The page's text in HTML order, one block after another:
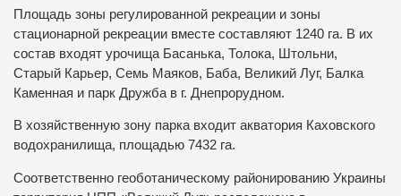
Площадь зоны регулированной рекреации и зоны
стационарной рекреации вместе составляют 1240 га. В их
состав входят урочища Басанька, Толока, Штольни,
Старый Карьер, Семь Маяков, Баба, Великий Луг, Балка
Каменная и парк Дружба в г. Днепрорудном.
В хозяйственную зону парка входит акватория Каховского
водохранилища, площадью 7432 га.
Соответственно геоботаническому районированию Украины